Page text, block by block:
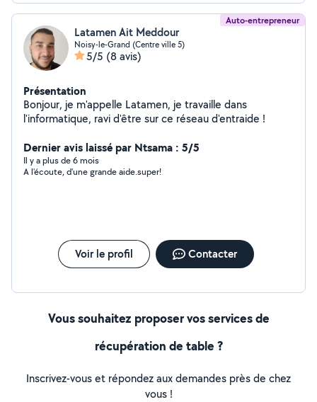
Auto-entrepreneur
Latamen Ait Meddour
Noisy-le-Grand (Centre ville 5)
5/5 (8 avis)
Présentation
Bonjour, je m'appelle Latamen, je travaille dans
l'informatique, ravi d'être sur ce réseau d'entraide !
Dernier avis laissé par Ntsama : 5/5
Il y a plus de 6 mois
A l'écoute, d'une grande aide.super!
Voir le profil Contacter
Vous souhaitez proposer vos services de
récupération de table ?
Inscrivez-vous et répondez aux demandes près de chez
vous !